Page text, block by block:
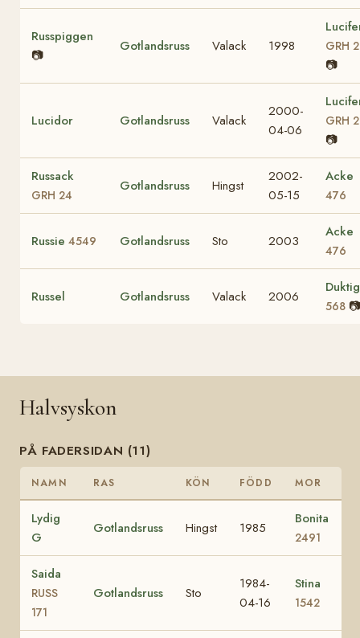
Russpiggen
📷
Gotlandsruss Valack 1998 GRH 2
📷
Lucidor Gotlandsruss Valack
2000-
04-06
GRH 2
📷
Russack
GRH 24
Gotlandsruss Hingst
2002-
05-15
Acke
476
Russie 4549 Gotlandsruss Sto 2003
Acke
476
Russel Gotlandsruss Valack 2006
Duktig
568 📷
Halvsyskon
PÅ FADERSIDAN (11)
NAMN RAS KÖN FÖDD MOR
Lydig
G
Gotlandsruss Hingst 1985
Bonita
2491
Saida
RUSS
171
Gotlandsruss Sto
1984-
04-16
Stina
1542